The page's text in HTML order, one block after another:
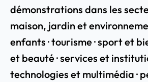
démonstrations dans les
maison, jardin et
enfants · tourisme · sport et
et beauté · services et
technologies et multimédia ·